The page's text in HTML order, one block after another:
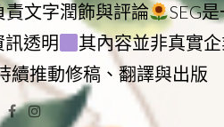
責文字潤飾與評論
SEG
透明 其內容並非真實
續推動修稿、翻譯與出版
Facebook
Instagram